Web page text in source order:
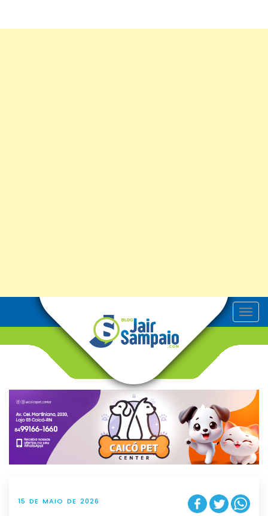
T
o
v
g
t
i
o
n
15 DE MAIO DE 2026